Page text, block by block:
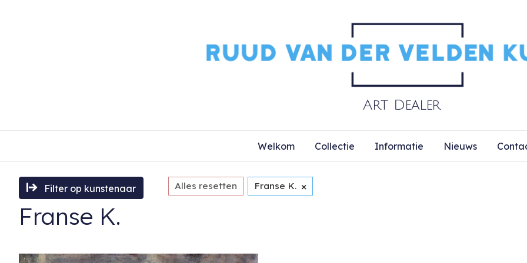
Welkom Collectie Informatie Nieuws
Filter op kunstenaar Alles resetten Franse K. ×
Franse K.